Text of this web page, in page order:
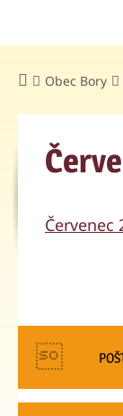
Obec Bory
Červenec